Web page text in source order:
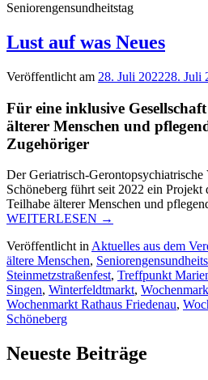
Seniorengensundheitstag
Lust auf was Neues
Veröffentlicht am 28. Juli 202228. Juli
Für eine inklusive
älterer Menschen und
Zugehöriger
Der Geriatrisch-
Schöneberg führt seit 2022 ein Projekt
Teilhabe älterer Menschen und
WEITERLESEN „Lust
was
Neues“
→
Veröffentlicht in Aktuelles aus dem
ältere Menschen,
Steinmetzstraßenfest, Treffpunkt
Singen, Winterfeldtmarkt,
Wochenmarkt Rathaus Friedenau,
Schöneberg
Neueste Beiträge